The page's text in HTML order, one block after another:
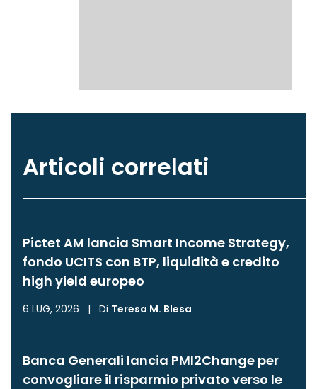
Articoli correlati
Pictet AM lancia Smart Income Strategy,
fondo UCITS con BTP, liquidità e credito
high yield europeo
6 LUG, 2026 | Di Teresa M. Blesa
Banca Generali lancia PMI2Change per
convogliare il risparmio privato verso le